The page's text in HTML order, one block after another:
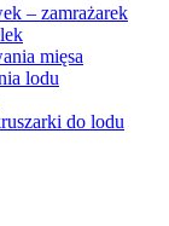
– zamrażarek
mięsa
lodu
do lodu